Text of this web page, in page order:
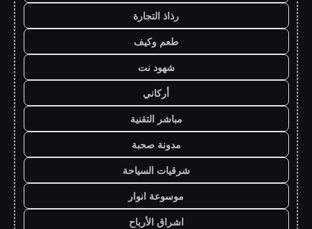
رذاذ التجارة
طعم وكيف
شهود نت
أركاني
مباشر التقنية
مدونة صحبة
شرقيات السياحة
موسوعة انوار
اشراق الأرباح